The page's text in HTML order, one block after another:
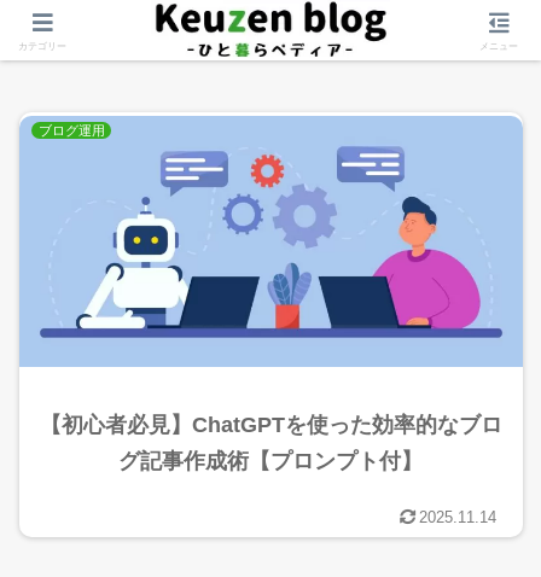
AI_文章
ブログ運用
【初心者必見】ChatGPTを使った効率的なブロ
グ記事作成術【プロンプト付】
2025.11.14
カテゴリー メニュー